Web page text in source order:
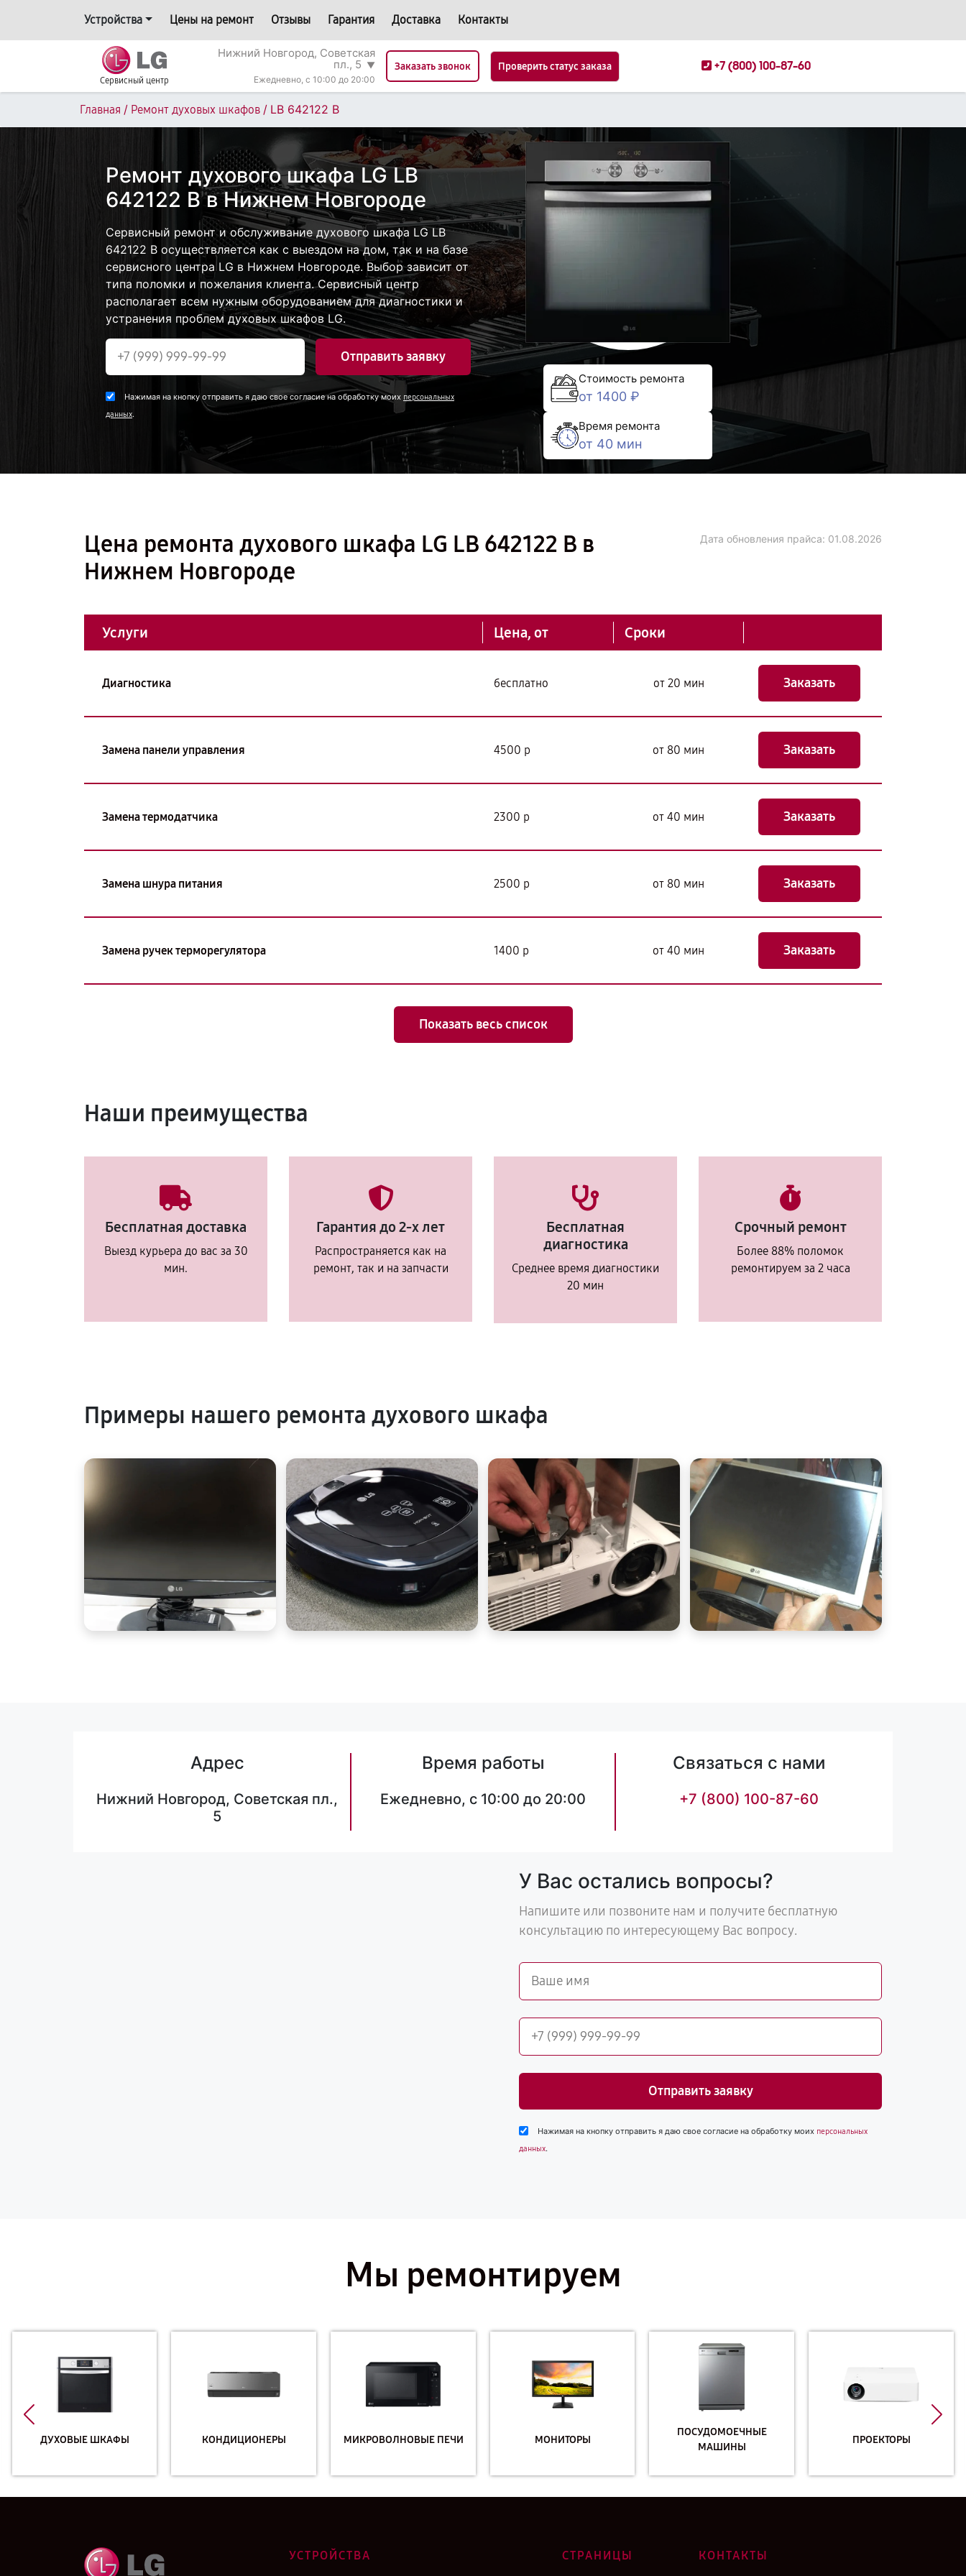
Устройства Цены на ремонт Отзывы Гарантия Доставка Контакты
Сервисный центр
Нижний Новгород, Советская
пл., 5 ▼
Ежедневно, с 10:00 до 20:00
Заказать звонок Проверить статус заказа +7 (800) 100-87-60
Главная / Ремонт духовых шкафов / LB 642122 B
Ремонт духового шкафа LG LB
642122 B в Нижнем Новгороде
Сервисный ремонт и обслуживание духового шкафа LG LB
642122 B осуществляется как с выездом на дом, так и на базе
сервисного центра LG в Нижнем Новгороде. Выбор зависит от
типа поломки и пожелания клиента. Сервисный центр
располагает всем нужным оборудованием для диагностики и
устранения проблем духовых шкафов LG.
Отправить заявку
Нажимая на кнопку отправить я даю свое согласие на обработку моих персональных
данных.
Стоимость ремонта
от 1400 ₽
Время ремонта
от 40 мин
Цена ремонта духового шкафа LG LB 642122 B в
Нижнем Новгороде
Дата обновления прайса: 01.08.2026
Услуги Цена, от Сроки
Диагностика бесплатно от 20 мин Заказать
Замена панели управления 4500 р от 80 мин Заказать
Замена термодатчика 2300 р от 40 мин Заказать
Замена шнура питания 2500 р от 80 мин Заказать
Замена ручек терморегулятора 1400 р от 40 мин Заказать
Показать весь список
Наши преимущества
Бесплатная доставка
Выезд курьера до вас за 30
мин.
Гарантия до 2-х лет
Распространяется как на
ремонт, так и на запчасти
Бесплатная
диагностика
Среднее время диагностики
20 мин
Срочный ремонт
Более 88% поломок
ремонтируем за 2 часа
Примеры нашего ремонта духового шкафа
Адрес
Нижний Новгород, Советская пл.,
5
Время работы
Ежедневно, с 10:00 до 20:00
Связаться с нами
+7 (800) 100-87-60
У Вас остались вопросы?
Напишите или позвоните нам и получите бесплатную
консультацию по интересующему Вас вопросу.
Отправить заявку
Нажимая на кнопку отправить я даю свое согласие на обработку моих персональных
данных.
Мы ремонтируем
ДУХОВЫЕ ШКАФЫ КОНДИЦИОНЕРЫ МИКРОВОЛНОВЫЕ ПЕЧИ МОНИТОРЫ
ПОСУДОМОЕЧНЫЕ
МАШИНЫ
ПРОЕКТОРЫ
УСТРОЙСТВА СТРАНИЦЫ КОНТАКТЫ